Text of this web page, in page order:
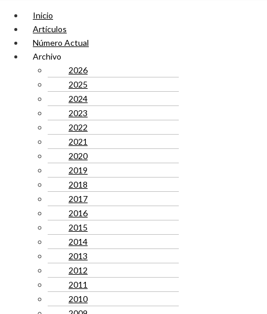
Inicio
Artículos
Número Actual
Archivo
2026
2025
2024
2023
2022
2021
2020
2019
2018
2017
2016
2015
2014
2013
2012
2011
2010